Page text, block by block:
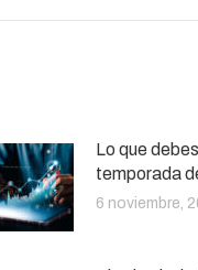
Lo que
temporada
6 noviembre,